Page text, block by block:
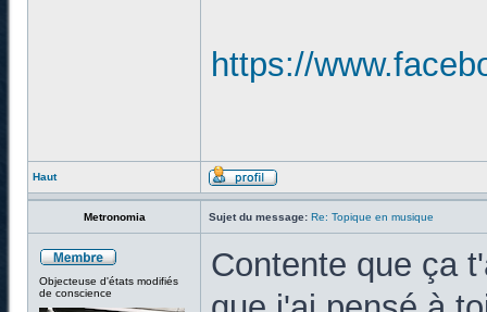
https://
Haut
Metronomia Sujet du message: Re: Topique en musique
Objecteuse d'états modifiés
de conscience
Contente que ça